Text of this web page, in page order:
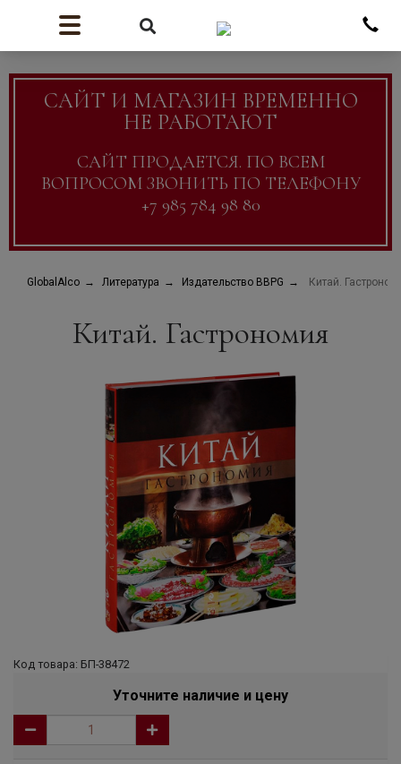
САЙТ И МАГАЗИН ВРЕМЕННО
НЕ РАБОТАЮТ
САЙТ ПРОДАЕТСЯ. ПО ВСЕМ
ВОПРОСОМ ЗВОНИТЬ ПО ТЕЛЕФОНУ
+7 985 784 98 80
GlobalAlco Литература Издательство BBPG Китай.
Китай. Гастрономия
Код товара: БП-38472
Уточните наличие и цену